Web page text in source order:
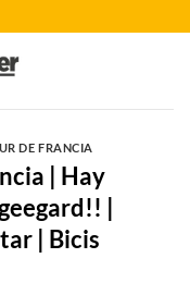
DE FRANCIA
| Hay
|
| Bicis